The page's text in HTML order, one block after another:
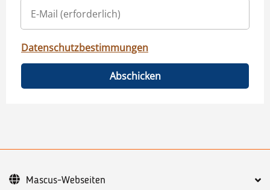
Datenschutzbestimmungen
Abschicken
Mascus-Webseiten